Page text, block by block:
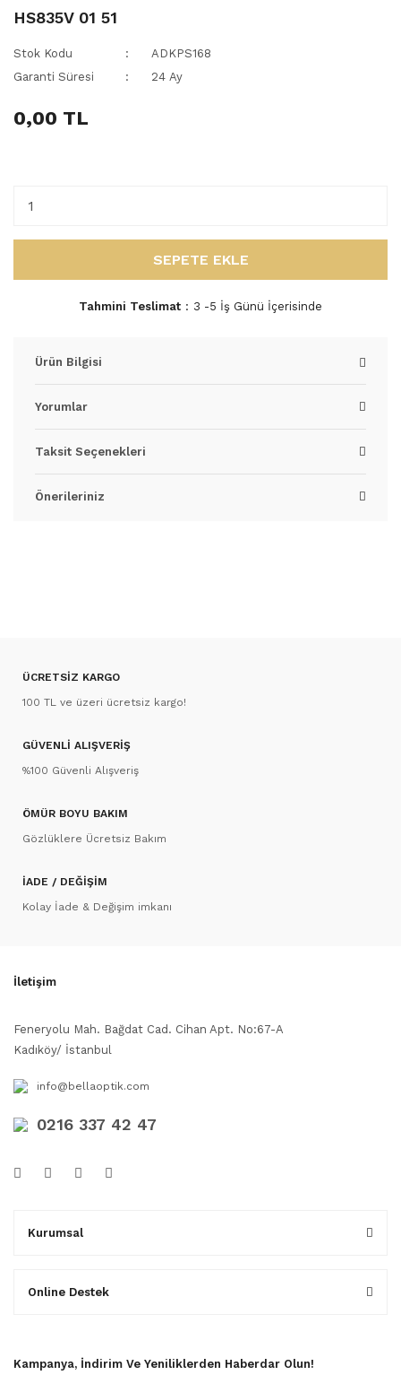
HS835V 01 51
Stok Kodu
ADKPS168
Garanti Süresi
24 Ay
0,00 TL
SEPETE EKLE
Tahmini Teslimat 3 -5 İş Günü İçerisinde
Ürün Bilgisi
Yorumlar
Taksit Seçenekleri
Önerileriniz
ÜCRETSİZ KARGO
100 TL ve üzeri ücretsiz kargo!
GÜVENLİ ALIŞVERİŞ
%100 Güvenli Alışveriş
ÖMÜR BOYU BAKIM
Gözlüklere Ücretsiz Bakım
İADE / DEĞİŞİM
Kolay İade & Değişim imkanı
İletişim
Feneryolu Mah. Bağdat Cad. Cihan Apt. No:67-A
Kadıköy/ İstanbul
info@bellaoptik.com
0216 337 42 47
Kurumsal
Online Destek
Kampanya, İndirim Ve Yeniliklerden Haberdar Olun!